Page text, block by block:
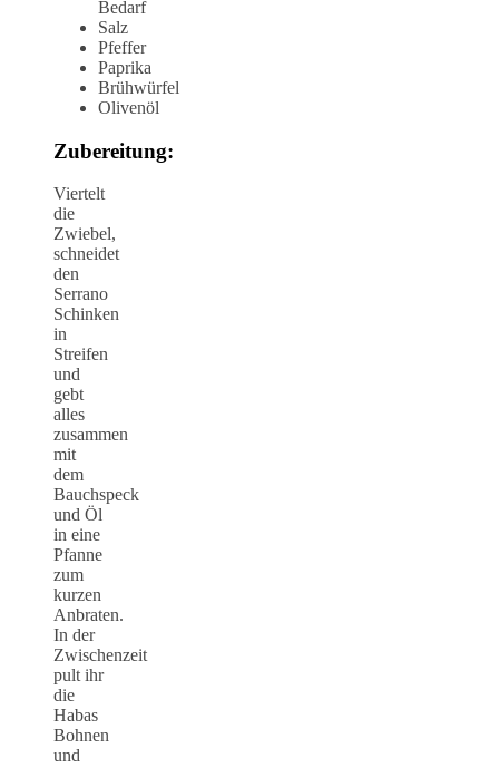
Bedarf
Salz
Pfeffer
Paprika
Brühwürfel
Olivenöl
Zubereitung:
Viertelt
die
Zwiebel,
schneidet
den
Serrano
Schinken
in
Streifen
und
gebt
alles
zusammen
mit
dem
Bauchspeck
und Öl
in eine
Pfanne
zum
kurzen
Anbraten.
In der
Zwischenzeit
pult ihr
die
Habas
Bohnen
und